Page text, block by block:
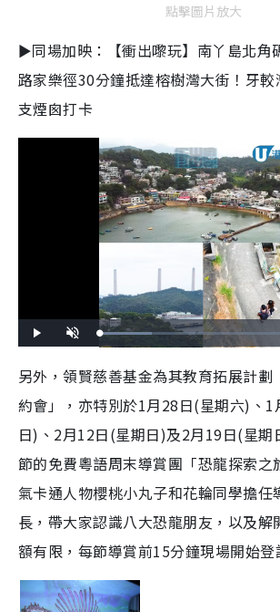
點擊圖片放大
►同場加映：【衝出嚟玩】南丫島北角
路家樂徑30分鐘抵達榕樹灣大街！牙
支煙囪打卡
l
n
t
L
o
e
d
2
5
9
2
%
另外，領賢慈善基金為其教育拓展計劃
約會」，亦特別於1月28日(星期六)、1
日)、2月12日(星期日)及2月19日(星期
節的免費粵語周末導賞團「恐龍探索之
氣卡通人物櫻桃小丸子和花輪同學擔任
長，帶大家認識八大恐龍朋友，以及解
額有限，每節導賞前15分鐘現場開始登